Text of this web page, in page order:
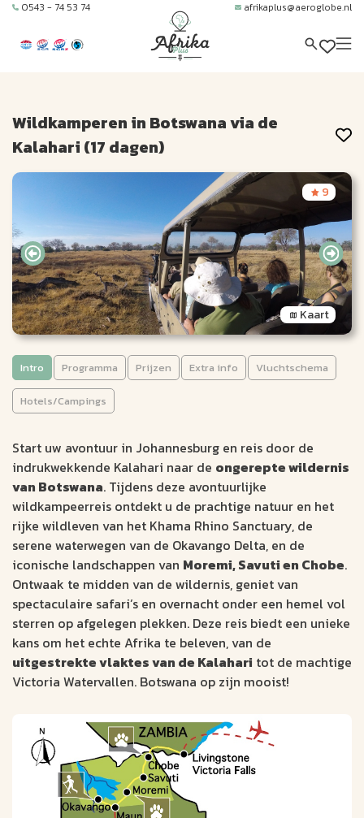
0543 - 74 53 74 afrikaplus@aeroglobe.nl
Wildkamperen in Botswana via de
Kalahari (17 dagen)
9
Kaart
Wildkamperen in
Botswana via de
Kalahari (17 dagen)
KAMPEERSAFARI
Johannesburg
17 dagen
Livingstone
max.12
Wildkamperen in Botswana's ongerepte natuur, van de
Kalahari tot Victoria Falls
Unieke mokoro-excursie in de Okavango Delta
Chobe
v.a. € 2971
Bekijk data &
prijzen
Offerte op
maat
Intro Programma Prijzen Extra info Vluchtschema
Hotels/Campings
Start uw avontuur in Johannesburg en reis door de
indrukwekkende Kalahari naar de ongerepte wildernis
van Botswana. Tijdens deze avontuurlijke
wildkampeerreis ontdekt u de prachtige natuur en het
rijke wildleven van het Khama Rhino Sanctuary, de
serene waterwegen van de Okavango Delta, en de
iconische landschappen van Moremi, Savuti en Chobe.
Ontwaak te midden van de wildernis, geniet van
spectaculaire safari’s en overnacht onder een hemel vol
sterren op afgelegen plekken. Deze reis biedt een unieke
kans om het echte Afrika te beleven, van de
uitgestrekte vlaktes van de Kalahari tot de machtige
Victoria Watervallen. Botswana op zijn mooist!